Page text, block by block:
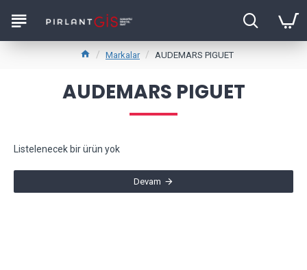
Markalar AUDEMARS PIGUET
AUDEMARS PIGUET
Listelenecek bir ürün yok
Devam